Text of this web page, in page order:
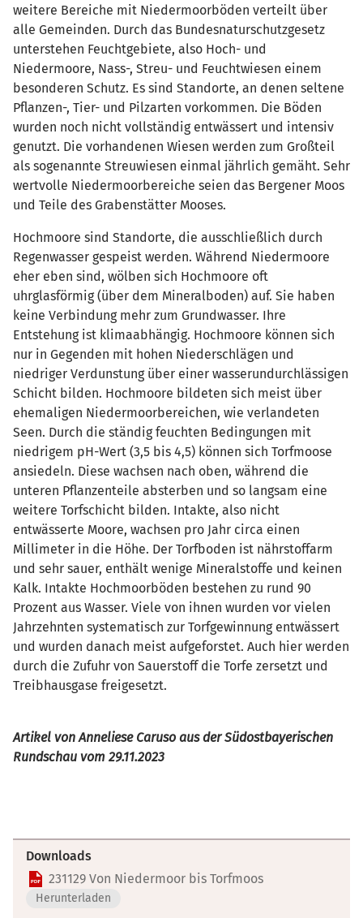
weitere Bereiche mit Niedermoorböden verteilt über
alle Gemeinden. Durch das Bundesnaturschutzgesetz
unterstehen Feuchtgebiete, also Hoch- und
Niedermoore, Nass-, Streu- und Feuchtwiesen einem
besonderen Schutz. Es sind Standorte, an denen seltene
Pflanzen-, Tier- und Pilzarten vorkommen. Die Böden
wurden noch nicht vollständig entwässert und intensiv
genutzt. Die vorhandenen Wiesen werden zum Großteil
als sogenannte Streuwiesen einmal jährlich gemäht. Sehr
wertvolle Niedermoorbereiche seien das Bergener Moos
und Teile des Grabenstätter Mooses.
Hochmoore sind Standorte, die ausschließlich durch
Regenwasser gespeist werden. Während Niedermoore
eher eben sind, wölben sich Hochmoore oft
uhrglasförmig (über dem Mineralboden) auf. Sie haben
keine Verbindung mehr zum Grundwasser. Ihre
Entstehung ist klimaabhängig. Hochmoore können sich
nur in Gegenden mit hohen Niederschlägen und
niedriger Verdunstung über einer wasserundurchlässigen
Schicht bilden. Hochmoore bildeten sich meist über
ehemaligen Niedermoorbereichen, wie verlandeten
Seen. Durch die ständig feuchten Bedingungen mit
niedrigem pH-Wert (3,5 bis 4,5) können sich Torfmoose
ansiedeln. Diese wachsen nach oben, während die
unteren Pflanzenteile absterben und so langsam eine
weitere Torfschicht bilden. Intakte, also nicht
entwässerte Moore, wachsen pro Jahr circa einen
Millimeter in die Höhe. Der Torfboden ist nährstoffarm
und sehr sauer, enthält wenige Mineralstoffe und keinen
Kalk. Intakte Hochmoorböden bestehen zu rund 90
Prozent aus Wasser. Viele von ihnen wurden vor vielen
Jahrzehnten systematisch zur Torfgewinnung entwässert
und wurden danach meist aufgeforstet. Auch hier werden
durch die Zufuhr von Sauerstoff die Torfe zersetzt und
Treibhausgase freigesetzt.
Artikel von Anneliese Caruso aus der Südostbayerischen
Rundschau vom 29.11.2023
Downloads
231129 Von Niedermoor bis Torfmoos
Herunterladen